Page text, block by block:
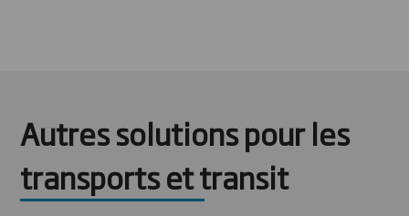
Autres solutions pour les
transports et transit